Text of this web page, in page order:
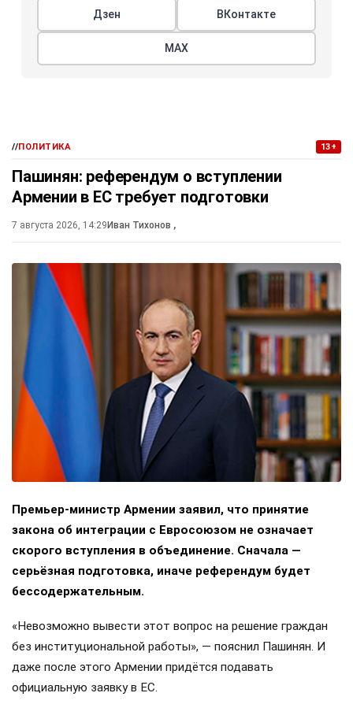
Дзен ВКонтакте
МАХ
//ПОЛИТИКА 13+
Пашинян: референдум о вступлении
Армении в ЕС требует подготовки
7 августа 2026, 14:29Иван Тихонов ,
Премьер-министр Армении заявил, что принятие
закона об интеграции с Евросоюзом не означает
скорого вступления в объединение. Сначала —
серьёзная подготовка, иначе референдум будет
бессодержательным.
«Невозможно вывести этот вопрос на решение граждан
без институциональной работы», — пояснил Пашинян. И
даже после этого Армении придётся подавать
официальную заявку в ЕС.